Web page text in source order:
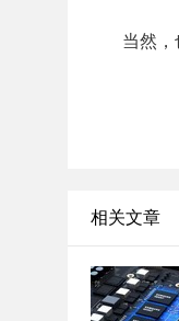
当然
相关文章